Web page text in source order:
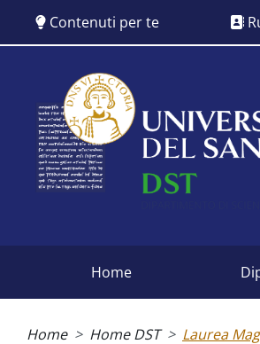
contenuto
Contenuti per te
dipartimentali home
Home Home DST Laurea